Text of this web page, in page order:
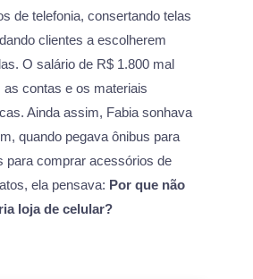
de telefonia, consertando telas
clientes a escolherem
O salário de R$ 1.800 mal
as contas e os materiais
Ainda assim, Fabia sonhava
quando pegava ônibus para
para comprar acessórios de
ela pensava: Por que não
loja de celular?